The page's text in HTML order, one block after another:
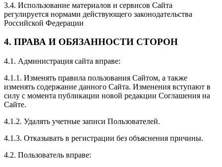
3.4. Использование материалов и сервисов Сайта
регулируется нормами действующего законодательства
Российской Федерации
4. ПРАВА И ОБЯЗАННОСТИ СТОРОН
4.1. Администрация сайта вправе:
4.1.1. Изменять правила пользования Сайтом, а также
изменять содержание данного Сайта. Изменения вступают в
силу с момента публикации новой редакции Соглашения на
Сайте.
4.1.2. Удалять учетные записи Пользователей.
4.1.3. Отказывать в регистрации без объяснения причины.
4.2. Пользователь вправе: